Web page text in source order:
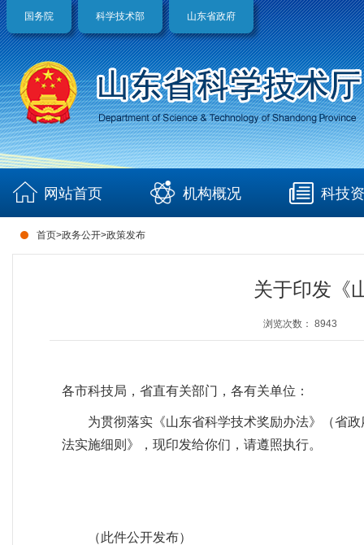
国务院 科学技术部 山东省政府
网站首页 机构概况 科技
首页>政务公开>政策发布
关于印发《
浏览次数： 8943
各市科技局，省直有关部门，各有关单位：
为贯彻落实《山东省科学技术奖励办法》（省
法实施细则》，现印发给你们，请遵照执行。
（此件公开发布）